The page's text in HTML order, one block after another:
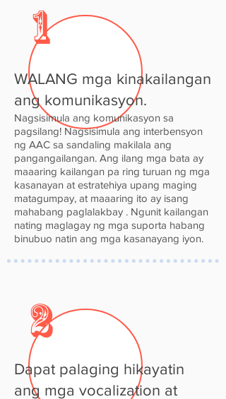
1
WALANG mga kinakailangan
ang komunikasyon.
Nagsisimula ang komunikasyon sa
pagsilang! Nagsisimula ang interbensyon
ng AAC sa sandaling makilala ang
pangangailangan. Ang ilang mga bata ay
maaaring kailangan pa ring turuan ng mga
kasanayan at estratehiya upang maging
matagumpay, at maaaring ito ay isang
mahabang paglalakbay . Ngunit kailangan
nating maglagay ng mga suporta habang
binubuo natin ang mga kasanayang iyon.
2
Dapat palaging hikayatin
ang mga vocalization at